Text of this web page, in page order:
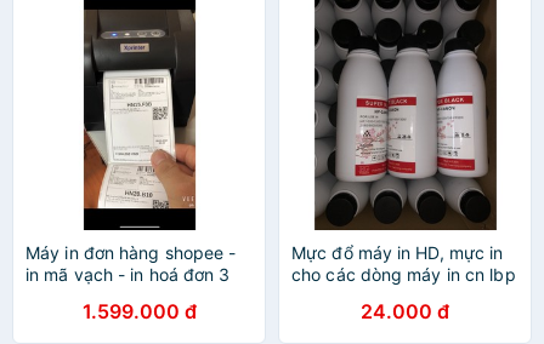
Máy in đơn hàng shopee -
in mã vạch - in hoá đơn 3
1.599.000 đ
Mực đổ máy in HD, mực in
cho các dòng máy in cn lbp
400,2035,2055,402
24.000 đ